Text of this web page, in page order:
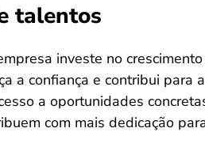
talentos
investe no
a confiança e contribui para
a oportunidades
com mais dedicação